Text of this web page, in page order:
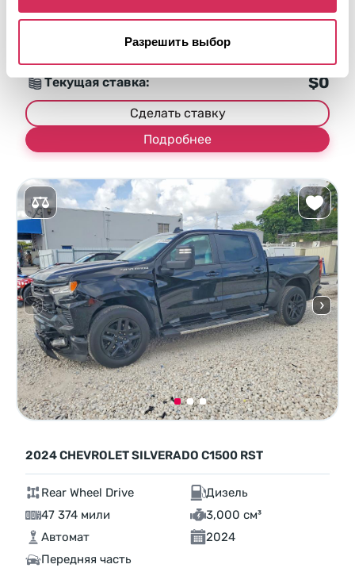
Разрешить выбор
Передняя часть
Аукцион через2дня
Текущая ставка:
$0
Сделать ставку
Подробнее
2024 CHEVROLET SILVERADO C1500 RST
Rear Wheel Drive
Дизель
47 374 мили
3,000 см³
Автомат
2024
Передняя часть